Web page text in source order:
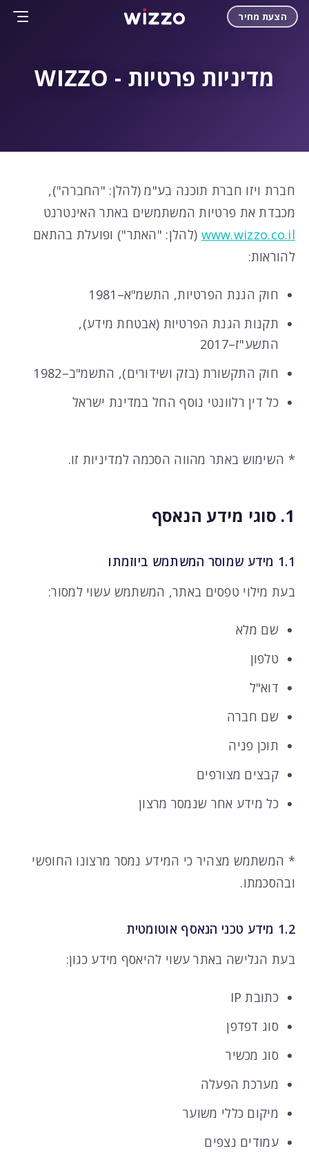
הצעת מחיר
מדיניות פרטיות - WIZZO
חברת ויזו חברת תוכנה בע"מ (להלן: "החברה"),
מכבדת את פרטיות המשתמשים באתר האינטרנט
www.wizzo.co.il (להלן: "האתר") ופועלת בהתאם
להוראות:
חוק הגנת הפרטיות, התשמ"א–1981
תקנות הגנת הפרטיות (אבטחת מידע),
התשע"ז–2017
חוק התקשורת (בזק ושידורים), התשמ"ב–1982
כל דין רלוונטי נוסף החל במדינת ישראל
* השימוש באתר מהווה הסכמה למדיניות זו.
1. סוגי מידע הנאסף
1.1 מידע שמוסר המשתמש ביוזמתו
בעת מילוי טפסים באתר, המשתמש עשוי למסור:
שם מלא
טלפון
דוא"ל
שם חברה
תוכן פניה
קבצים מצורפים
כל מידע אחר שנמסר מרצון
* המשתמש מצהיר כי המידע נמסר מרצונו החופשי
ובהסכמתו.
1.2 מידע טכני הנאסף אוטומטית
בעת הגלישה באתר עשוי להיאסף מידע כגון:
כתובת IP
סוג דפדפן
סוג מכשיר
מערכת הפעלה
מיקום כללי משוער
עמודים נצפים